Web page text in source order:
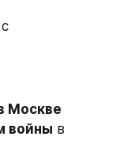
Москве
войны в